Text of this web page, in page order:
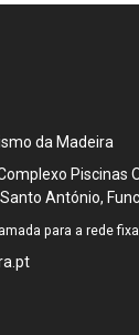
da Madeira
Piscinas
António,
para a rede